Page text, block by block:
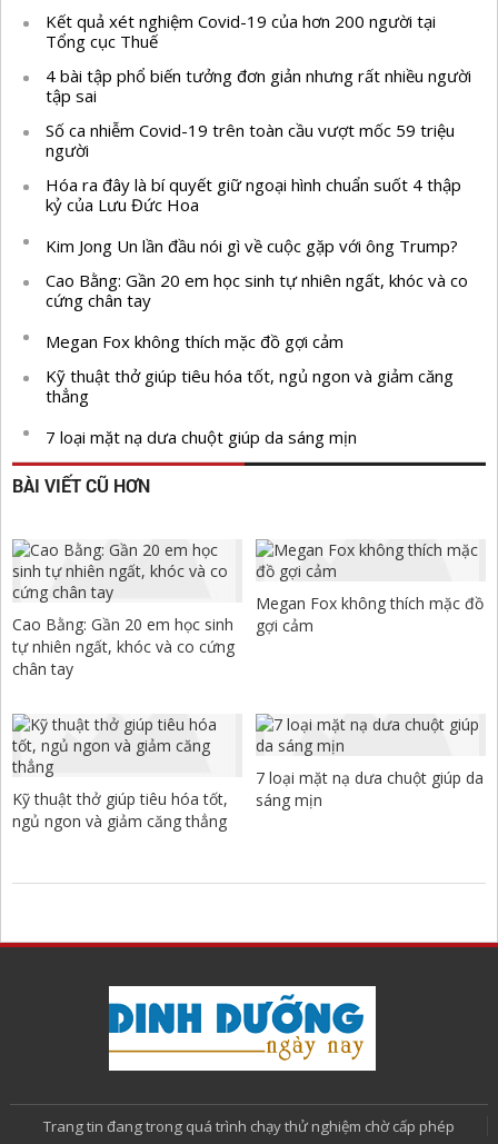
Kết quả xét nghiệm Covid-19 của hơn 200 người tại
Tổng cục Thuế
4 bài tập phổ biến tưởng đơn giản nhưng rất nhiều người
tập sai
Số ca nhiễm Covid-19 trên toàn cầu vượt mốc 59 triệu
người
Hóa ra đây là bí quyết giữ ngoại hình chuẩn suốt 4 thập
kỷ của Lưu Đức Hoa
Kim Jong Un lần đầu nói gì về cuộc gặp với ông Trump?
Cao Bằng: Gần 20 em học sinh tự nhiên ngất, khóc và co
cứng chân tay
Megan Fox không thích mặc đồ gợi cảm
Kỹ thuật thở giúp tiêu hóa tốt, ngủ ngon và giảm căng
thẳng
7 loại mặt nạ dưa chuột giúp da sáng mịn
BÀI VIẾT CŨ HƠN
Cao Bằng: Gần 20 em học sinh
tự nhiên ngất, khóc và co cứng
chân tay
Megan Fox không thích mặc đồ
gợi cảm
Kỹ thuật thở giúp tiêu hóa tốt,
ngủ ngon và giảm căng thẳng
7 loại mặt nạ dưa chuột giúp da
sáng mịn
Trang tin đang trong quá trình chạy thử nghiệm chờ cấp phép